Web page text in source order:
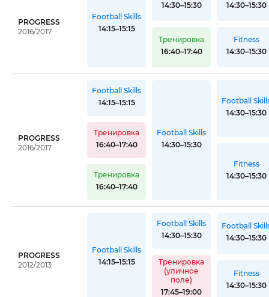
PROGRESS
2016/2017
Football Skills
14:15–15:15
14:30–15:30
Тренировка
16:40–17:40
14:30–15:30
Fitness
14:30–15:30
PROGRESS
2016/2017
Football Skills
14:15–15:15
Тренировка
16:40–17:40
Тренировка
16:40–17:40
Football Skills
14:30–15:30
Football
14:30–15:30
Fitness
14:30–15:30
PROGRESS
2012/2013
Football Skills
14:15–15:15
Football Skills
14:30–15:30
Тренировка
(уличное
поле)
17:45–19:00
Football
14:30–15:30
Fitness
14:30–15:30